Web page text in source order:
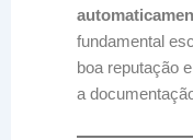
fundamental
boa reputação
a